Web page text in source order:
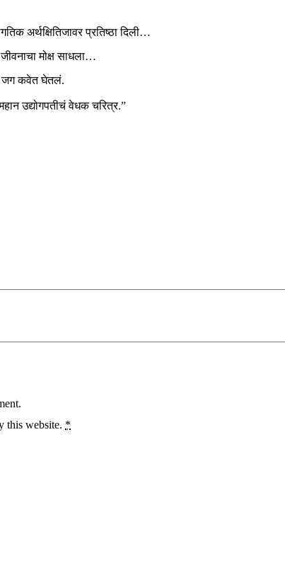
अर्थक्षितिजावर प्रतिष्ठा दिली…
मोक्ष साधला…
जग कवेत घेतलं.
उद्योगपतीचं वेधक चरित्र.”
this website. *